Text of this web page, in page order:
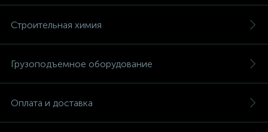
Строительная химия
Грузоподъемное оборудование
Оплата и доставка